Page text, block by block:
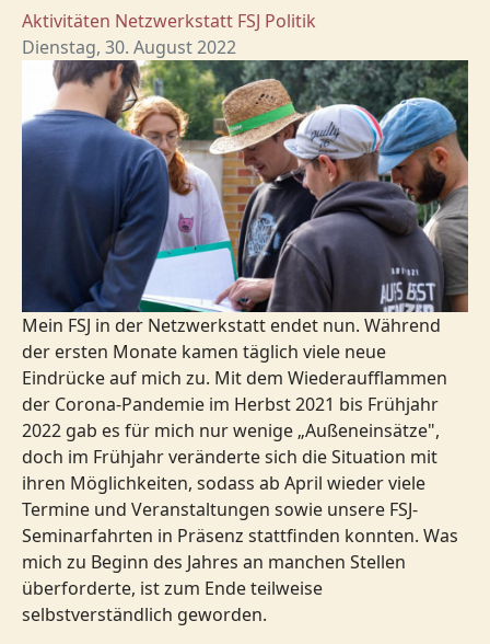
Aktivitäten Netzwerkstatt FSJ Politik
Dienstag, 30. August 2022
Mein FSJ in der Netzwerkstatt endet nun. Während
der ersten Monate kamen täglich viele neue
Eindrücke auf mich zu. Mit dem Wiederaufflammen
der Corona-Pandemie im Herbst 2021 bis Frühjahr
2022 gab es für mich nur wenige „Außeneinsätze",
doch im Frühjahr veränderte sich die Situation mit
ihren Möglichkeiten, sodass ab April wieder viele
Termine und Veranstaltungen sowie unsere FSJ-
Seminarfahrten in Präsenz stattfinden konnten. Was
mich zu Beginn des Jahres an manchen Stellen
überforderte, ist zum Ende teilweise
selbstverständlich geworden.